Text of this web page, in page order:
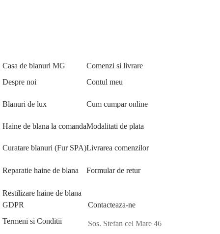
Casa de blanuri MG
Despre noi
Blanuri de lux
Haine de blana la comanda
Curatare blanuri (Fur SPA)
Reparatie haine de blana
Restilizare haine de blana
Comenzi si livrare
Contul meu
Cum cumpar online
Modalitati de plata
Livrarea comenzilor
Formular de retur
GDPR
Termeni si Conditii
Contacteaza-ne
Sos. Stefan cel Mare 46